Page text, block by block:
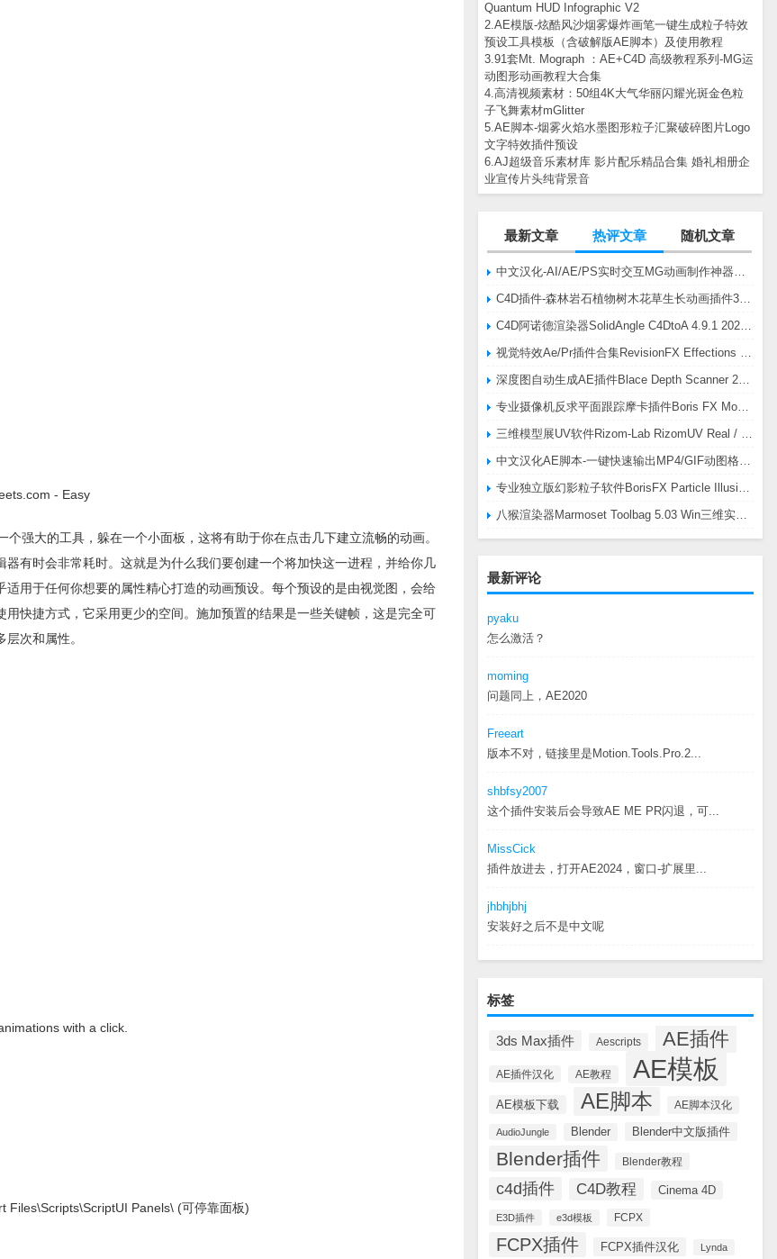
Quantum HUD Infographic V2
2.AE模版-炫酷风沙烟雾爆炸画笔一键生成粒子特效
预设工具模板（含破解版AE脚本）及使用教程
3.91套Mt. Mograph ：AE+C4D 高级教程系列-MG运
动图形动画教程大合集
4.高清视频素材：50组4K大气华丽闪耀光斑金色粒
子飞舞素材mGlitter
5.AE脚本-烟雾火焰水墨图形粒子汇聚破碎图片Logo
文字特效插件预设
6.AJ超级音乐素材库 影片配乐精品合集 婚礼相册企
业宣传片头纯背景音
最新文章 热评文章 随机文章
最新评论
pyaku
怎么激活？
moming
问题同上，AE2020
Freeart
版本不对，链接里是Motion.Tools.Pro.2...
shbfsy2007
这个插件安装后会导致AE ME PR闪退，可...
MissCick
插件放进去，打开AE2024，窗口-扩展里...
jhbhjbhj
安装好之后不是中文呢
标签
3ds Max插件 Aescripts AE插件
AE插件汉化 AE教程 AE模板
AE模板下载 AE脚本 AE脚本汉化
AudioJungle Blender Blender中文版插件
Blender插件 Blender教程
c4d插件 C4D教程 Cinema 4D
E3D插件 e3d模板 FCPX
FCPX插件 FCPX插件汉化 Lynda
- Easy
强大的工具，躲在一个小面板，这将有助于你在点击几下建立流畅的动画。
有时会非常耗时。这就是为什么我们要创建一个将加快这一进程，并给你几
用于任何你想要的属性精心打造的动画预设。每个预设的是由视觉图，会给
快捷方式，它采用更少的空间。施加预置的结果是一些关键帧，这是完全可
次和属性。
with a click.
Files\Scripts\ScriptUI Panels\ (可停靠面板)